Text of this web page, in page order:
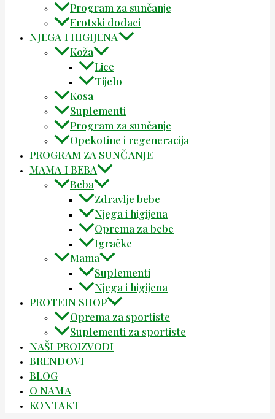
Program za sunčanje
Erotski dodaci
NJEGA I HIGIJENA
Koža
Lice
Tijelo
Kosa
Suplementi
Program za sunčanje
Opekotine i regeneracija
PROGRAM ZA SUNČANJE
MAMA I BEBA
Beba
Zdravlje bebe
Njega i higijena
Oprema za bebe
Igračke
Mama
Suplementi
Njega i higijena
PROTEIN SHOP
Oprema za sportiste
Suplementi za sportiste
NAŠI PROIZVODI
BRENDOVI
BLOG
O NAMA
KONTAKT